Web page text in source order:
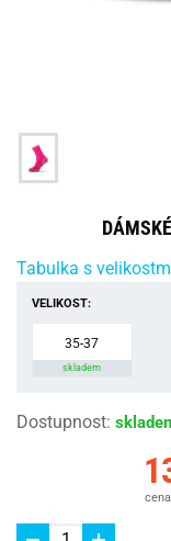
Tabulka s
VELIKOST:
35-37
skladem
Dostupnost: